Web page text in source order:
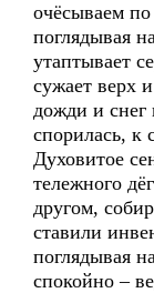
очёсываем
поглядывая
утаптывает
сужает верх
дожди и снег
спорилась, к
Духовитое
тележного
другом,
ставили
поглядывая
спокойно –